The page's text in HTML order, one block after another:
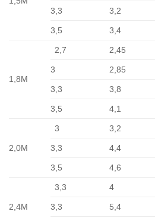
3,3 3,2
3,5 3,4
1,8M
2,7 2,45
3 2,85
3,3 3,8
3,5 4,1
2,0M
3 3,2
3,3 4,4
3,5 4,6
2,4M
3,3 4
3,3 5,4